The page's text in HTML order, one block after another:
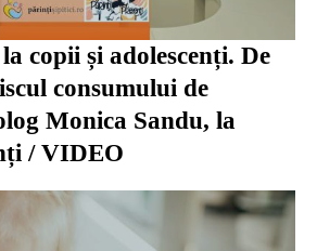
copii și adolescenți. De
consumului de
Monica Sandu, la
/ VIDEO